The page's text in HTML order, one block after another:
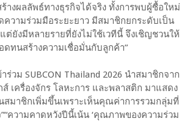
ร้างผลลัพธ์ทางธุรกิจได้จริง ทั้งการพบผู้ซื้อใหม่
วามร่วมมือระยะยาว มีสมาชิกยกระดับเป็น
ต่ยังมีหลายรายที่ยังไม่ใช้เวทีนี้ จึงเชิญชวนให้
ดทนสร้างความเชื่อมั่นกับลูกค้า”
ร่วม SUBCON Thailand 2026 นำสมาชิกจาก
เครื่องจักร โลหะการ และพลาสติก มาแสดง
มาชิกเพิ่มขึ้นเพราะเห็นคุณค่าการรวมกลุ่มที่
ความคาดหวังปีนี้เน้น ‘คุณภาพของความร่วม